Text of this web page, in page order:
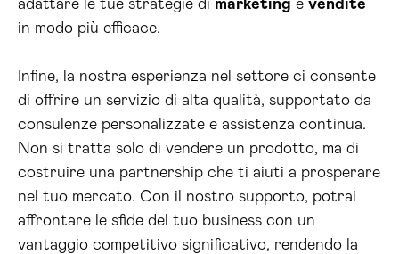
adattare le tue strategie di marketing e vendite
in modo più efficace.
Infine, la nostra esperienza nel settore ci consente
di offrire un servizio di alta qualità, supportato da
consulenze personalizzate e assistenza continua.
Non si tratta solo di vendere un prodotto, ma di
costruire una partnership che ti aiuti a prosperare
nel tuo mercato. Con il nostro supporto, potrai
affrontare le sfide del tuo business con un
vantaggio competitivo significativo, rendendo la